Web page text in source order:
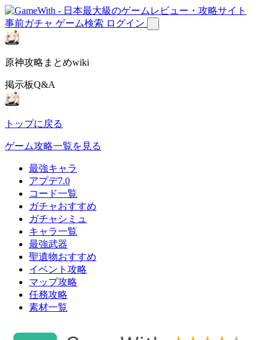
事前ガチャ ゲーム検索 ログイン
原神攻略まとめwiki
掲示板Q&A
トップに戻る
ゲーム攻略一覧を見る
最強キャラ
アプデ7.0
コード一覧
ガチャおすすめ
ガチャシミュ
キャラ一覧
最強武器
聖遺物おすすめ
イベント攻略
マップ攻略
任務攻略
素材一覧